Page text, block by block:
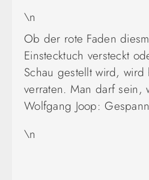
\n
Ob der rote Faden
Einstecktuch versteckt
Schau gestellt wird,
verraten. Man darf sein,
Wolfgang Joop:
\n